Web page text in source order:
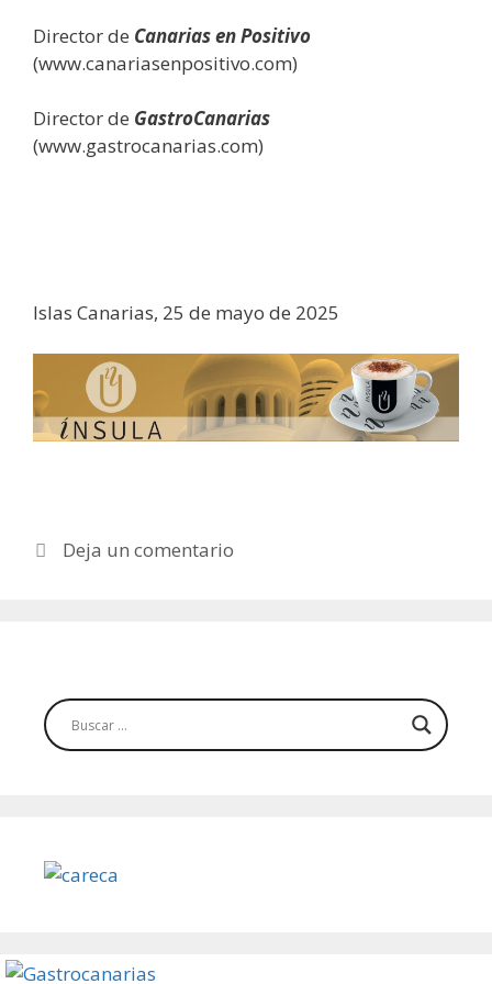
Director de Canarias en Positivo
(www.canariasenpositivo.com)
Director de GastroCanarias
(www.gastrocanarias.com)
Islas Canarias, 25 de mayo de 2025
Deja un comentario